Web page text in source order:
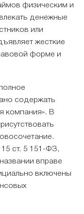
физическим и
денежные
или
жесткие
форме и
содержать
компания». В
15 ст. 5 151-ФЗ,
вправе
включены